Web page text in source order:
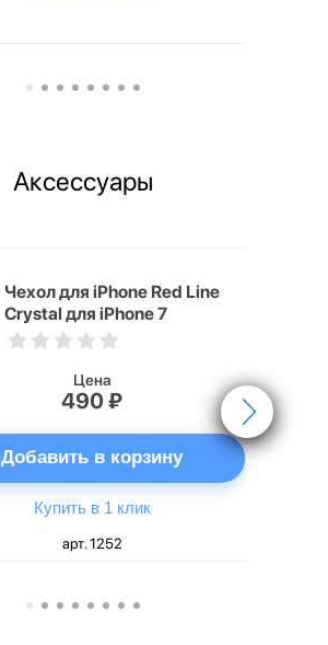
Аксессуары
Чехол для iPhone Red Line
Crystal для iPhone 7
прозрачный
Цена
490 ₽
Добавить в корзину
Купить в 1 клик
арт. 1252